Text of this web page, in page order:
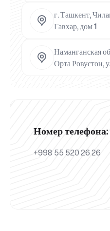
г. Ташкент,
Гавхар, дом 1
Наманганская
Орта Ровустон,
Номер телефона:
+998 55 520 26 26